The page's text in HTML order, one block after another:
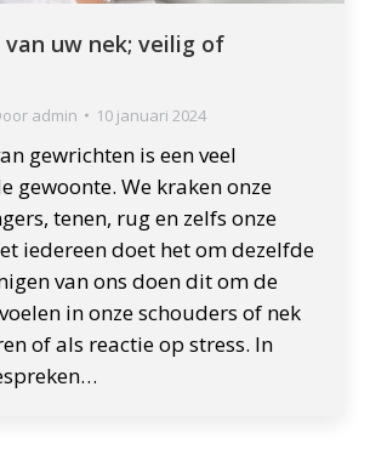
uw nek; veilig of
admin 10 januari 2024
gewrichten is een veel
gewoonte. We kraken onze
tenen, rug en zelfs onze
iedereen doet het om dezelfde
van ons doen dit om de
in onze schouders of nek
of als reactie op stress. In